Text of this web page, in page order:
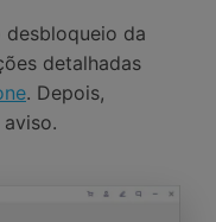
da
detalhadas
. Depois,